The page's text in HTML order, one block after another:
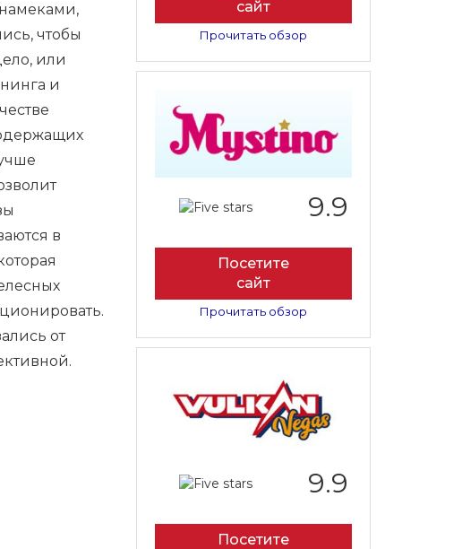
чтобы
или
и
в
от
сайт
Прочитать обзор
9.9
Посетите
сайт
Прочитать обзор
9.9
Посетите